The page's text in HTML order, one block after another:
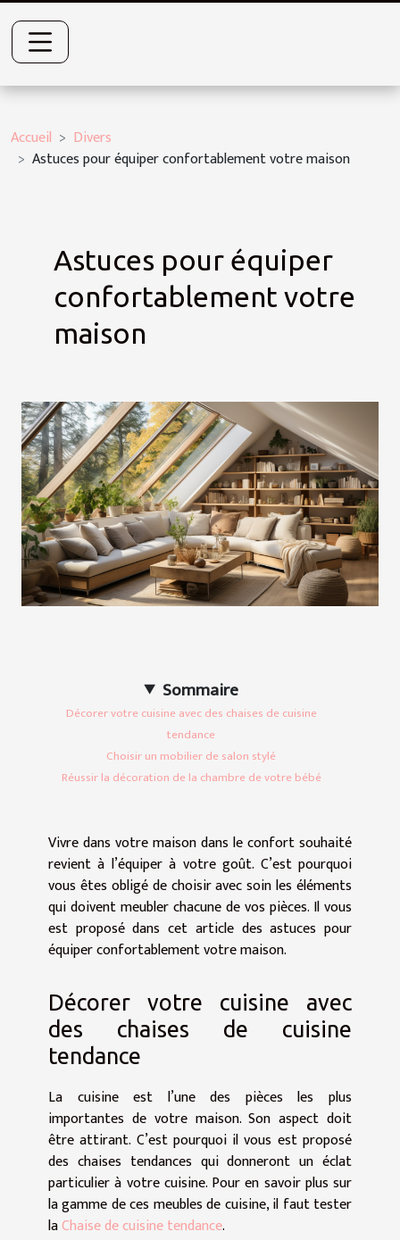
Accueil
Divers
Astuces pour équiper confortablement votre maison
Astuces pour équiper
confortablement votre
maison
Sommaire
Décorer votre cuisine avec des chaises de cuisine
tendance
Choisir un mobilier de salon stylé
Réussir la décoration de la chambre de votre bébé
Vivre dans votre maison dans le confort souhaité
revient à l’équiper à votre goût. C’est pourquoi
vous êtes obligé de choisir avec soin les éléments
qui doivent meubler chacune de vos pièces. Il vous
est proposé dans cet article des astuces pour
équiper confortablement votre maison.
Décorer votre cuisine avec
des chaises de cuisine
tendance
La cuisine est l’une des pièces les plus
importantes de votre maison. Son aspect doit
être attirant. C’est pourquoi il vous est proposé
des chaises tendances qui donneront un éclat
particulier à votre cuisine. Pour en savoir plus sur
la gamme de ces meubles de cuisine, il faut tester
laChaise de cuisine tendance.